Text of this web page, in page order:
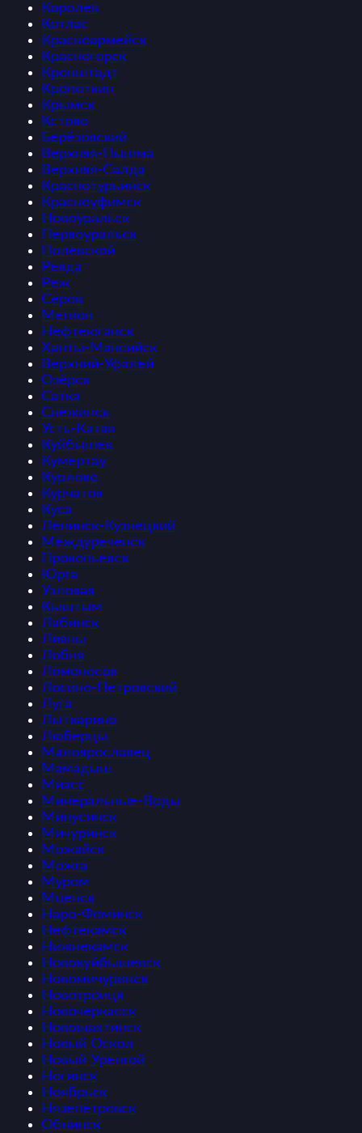
Королев
Котлас
Красноармейск
Красногорск
Кронштадт
Кропоткин
Крымск
Кстово
Берёзовский
Верхняя-Пышма
Верхняя-Салда
Краснотурьинск
Красноуфимск
Новоуральск
Первоуральск
Полевской
Ревда
Реж
Серов
Мегион
Нефтеюганск
Ханты-Мансийск
Верхний-Уфалей
Озёрск
Сатка
Снежинск
Усть-Катав
Куйбышев
Кумертау
Курлово
Курчатов
Куса
Ленинск-Кузнецкий
Междуреченск
Прокопьевск
Юрга
Узловая
Кыштым
Лабинск
Ливны
Лобня
Ломоносов
Лосино-Петровский
Луга
Лыткарино
Люберцы
Малоярославец
Мамадыш
Миасс
Минеральные-Воды
Минусинск
Мичуринск
Можайск
Можга
Муром
Мценск
Наро-Фоминск
Нефтекамск
Нижнекамск
Новокуйбышевск
Новомичуринск
Новотроицк
Новочеркасск
Новошахтинск
Новый Оскол
Новый Уренгой
Ногинск
Ноябрьск
Нязепетровск
Обнинск